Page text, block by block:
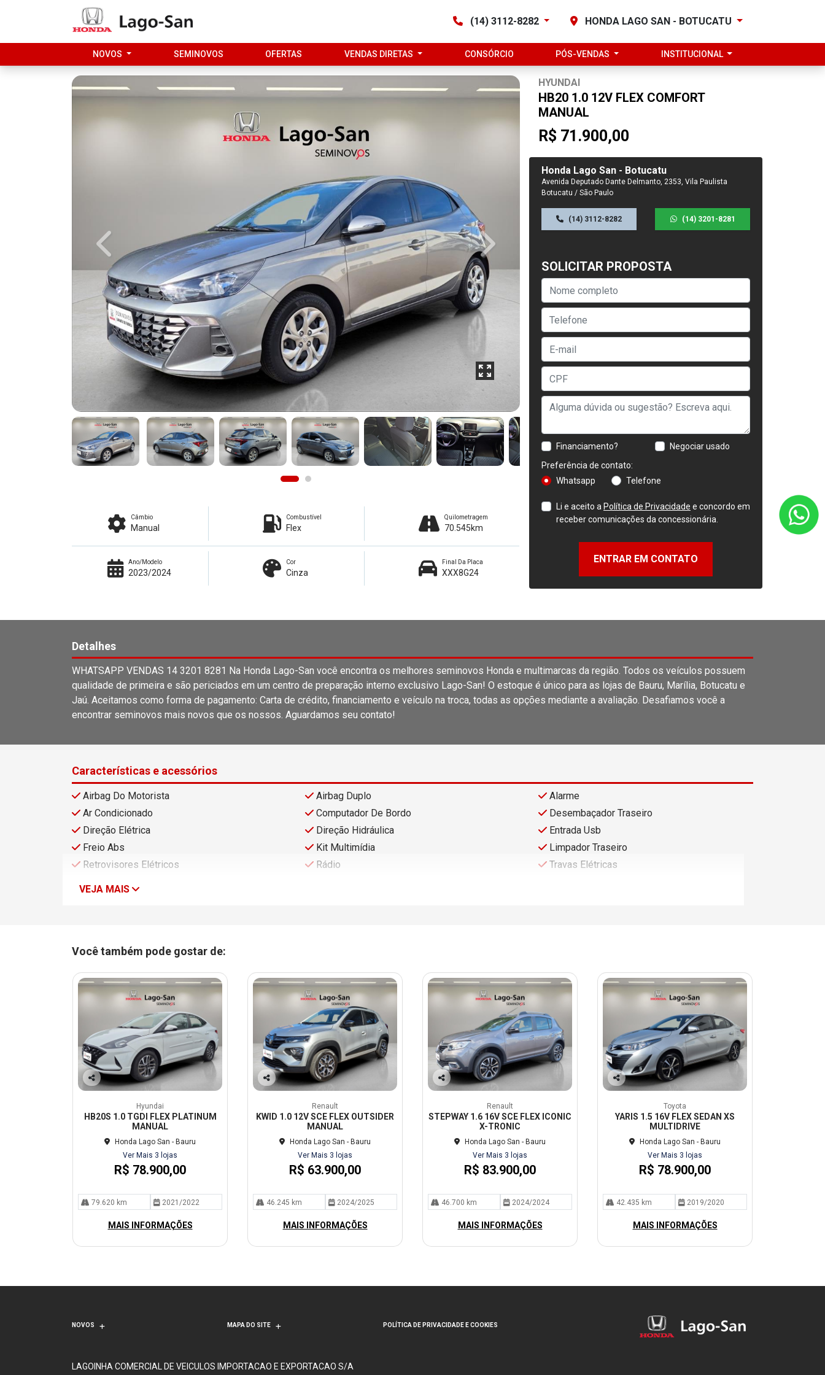
(14) 3112-8282 HONDA LAGO SAN - BOTUCATU
NOVOS SEMINOVOS OFERTAS VENDAS DIRETAS CONSÓRCIO PÓS-VENDAS INSTITUCIONAL
HYUNDAI
HB20 1.0 12V FLEX COMFORT
MANUAL
R$ 71.900,00
Honda Lago San - Botucatu
Avenida Deputado Dante Delmanto, 2353, Vila Paulista
Botucatu / São Paulo
(14) 3112-8282 (14) 3201-8281
SOLICITAR PROPOSTA
Financiamento?
Negociar usado
Preferência de contato:
Whatsapp
Telefone
Li e aceito a Política de Privacidade e concordo em
receber comunicações da concessionária.
ENTRAR EM CONTATO
Previous Next
Câmbio
Manual
Combustível
Flex
Quilometragem
70.545km
Ano/Modelo
2023/2024
Cor
Cinza
Final Da Placa
XXX8G24
Detalhes
WHATSAPP VENDAS 14 3201 8281 Na Honda Lago-San você encontra os melhores seminovos Honda e multimarcas da região. Todos os veículos possuem
qualidade de primeira e são periciados em um centro de preparação interno exclusivo Lago-San! O estoque é único para as lojas de Bauru, Marília, Botucatu e
Jaú. Aceitamos como forma de pagamento: Carta de crédito, financiamento e veículo na troca, todas as opções mediante a avaliação. Desafiamos você a
encontrar seminovos mais novos que os nossos. Aguardamos seu contato!
Características e acessórios
Airbag Do Motorista Airbag Duplo
Alarme
Ar Condicionado
Computador De Bordo
Desembaçador Traseiro
Direção Elétrica
Direção Hidráulica
Entrada Usb
Freio Abs
Kit Multimídia
Limpador Traseiro
Retrovisores Elétricos
Rádio Travas Elétricas
VEJA MAIS
Você também pode gostar de:
Co
arti
lhe
Hyundai
HB20S 1.0 TGDI FLEX PLATINUM
MANUAL
Honda Lago San - Bauru
Ver Mais 3 lojas
R$ 78.900,00
79.620 km 2021/2022
MAIS INFORMAÇÕES
Co
arti
lhe
Renault
KWID 1.0 12V SCE FLEX OUTSIDER
MANUAL
Honda Lago San - Bauru
Ver Mais 3 lojas
R$ 63.900,00
46.245 km 2024/2025
MAIS INFORMAÇÕES
Co
arti
lhe
Renault
STEPWAY 1.6 16V SCE FLEX ICONIC
X-TRONIC
Honda Lago San - Bauru
Ver Mais 3 lojas
R$ 83.900,00
46.700 km 2024/2024
MAIS INFORMAÇÕES
Co
arti
lhe
Toyota
YARIS 1.5 16V FLEX SEDAN XS
MULTIDRIVE
Honda Lago San - Bauru
Ver Mais 3 lojas
R$ 78.900,00
42.435 km 2019/2020
MAIS INFORMAÇÕES
NOVOS MAPA DO SITE POLÍTICA DE PRIVACIDADE E COOKIES
LAGOINHA COMERCIAL DE VEICULOS IMPORTACAO E EXPORTACAO S/A